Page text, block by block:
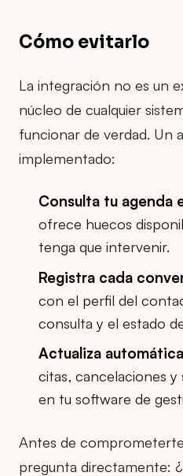
Cómo evitarlo
La integración no es un
núcleo de cualquier
funcionar de verdad. Un
implementado:
Consulta tu agenda
ofrece huecos
tenga que intervenir.
Registra cada
con el perfil del
consulta y el estado
Actualiza
citas, cancelaciones
en tu software de
Antes de
pregunta directamente: